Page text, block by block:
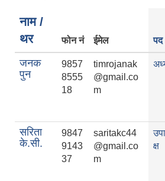
नाम /
थर
फोन नं ईमेल पद
जनक
पुन
9857
8555
18
timrojanak
@gmail.co
m
सरिता
के.सी.
9847
9143
37
saritakc44
@gmail.co
m
क्ष